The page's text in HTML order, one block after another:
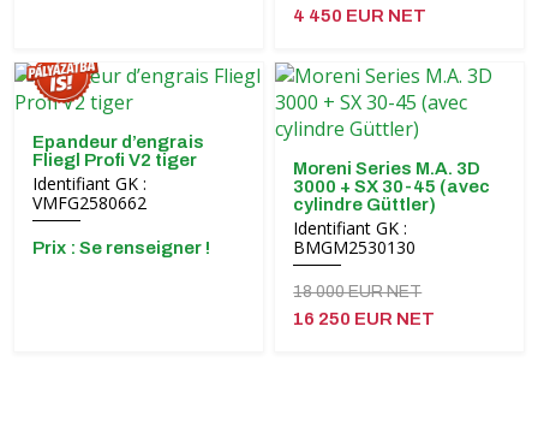
4 450 EUR NET
Epandeur d’engrais
Fliegl Profi V2 tiger
Identifiant GK :
VMFG2580662
Prix ​​: Se renseigner !
Moreni Series M.A. 3D
3000 + SX 30-45 (avec
cylindre Güttler)
Identifiant GK :
BMGM2530130
18 000 EUR NET
16 250 EUR NET